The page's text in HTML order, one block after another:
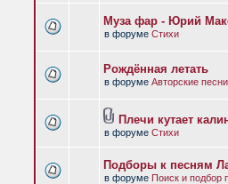
Муза фар - Юрий
в форуме Стихи
Рождённая летать
в форуме Авторские песни
Плечи кутает
в форуме Стихи
Подборы к песням
в форуме Поиск и подбор